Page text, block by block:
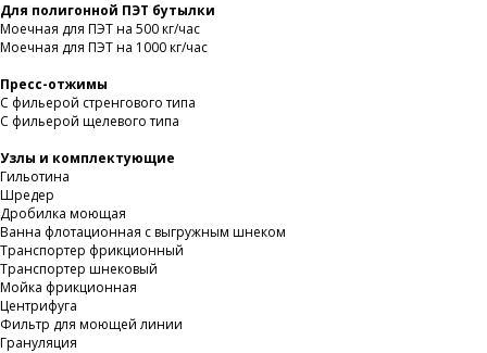
Для полигонной ПЭТ бутылки
Моечная для ПЭТ на 500 кг/час
Моечная для ПЭТ на 1000 кг/час
Пресс-отжимы
С фильерой стренгового типа
С фильерой щелевого типа
Узлы и комплектующие
Гильотина
Шредер
Дробилка моющая
Ванна флотационная с выгружным шнеком
Транспортер фрикционный
Транспортер шнековый
Мойка фрикционная
Центрифуга
Фильтр для моющей линии
Грануляция